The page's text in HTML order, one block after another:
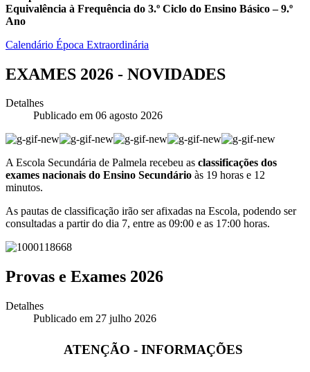
Equivalência à Frequência do 3.º Ciclo do Ensino Básico – 9.º
Ano
Calendário Época Extraordinária
EXAMES 2026 - NOVIDADES
Detalhes
Publicado em 06 agosto 2026
A Escola Secundária de Palmela recebeu as classificações dos
exames nacionais do Ensino Secundário às 19 horas e 12
minutos.
As pautas de classificação irão ser afixadas na Escola, podendo ser
consultadas a partir do dia 7, entre as 09:00 e as 17:00 horas.
Provas e Exames 2026
Detalhes
Publicado em 27 julho 2026
ATENÇÃO - INFORMAÇÕES